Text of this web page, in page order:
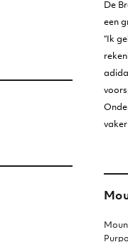
De
een
“Ik